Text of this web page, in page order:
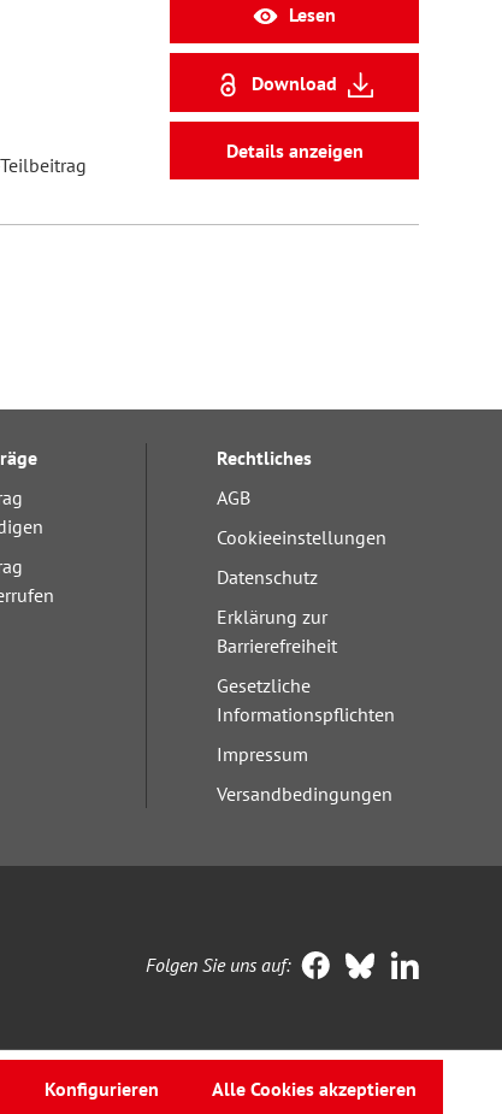
Lesen
Download
Details anzeigen
Rechtliches
AGB
Cookieeinstellungen
Datenschutz
Erklärung zur
Barrierefreiheit
Gesetzliche
Informationspflichten
Impressum
Versandbedingungen
Folgen Sie uns auf:
Konfigurieren Alle Cookies akzeptieren